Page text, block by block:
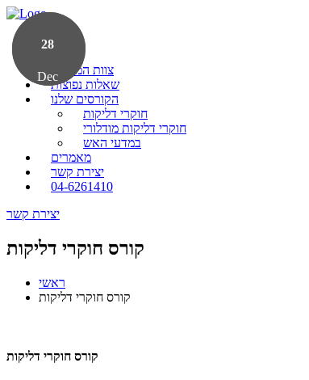
ראשי
צוות המרצים
שאלות נפוצות
הקורסים שלנו
חוקרי דליקות
חוקרי דליקות מודלורי
במדעי האש
מאמרים
יצירת קשר
04-6261410
יצירת קשר
קורס חוקרי דליקות
ראשי
קורס חוקרי דליקות
20
Oct
קורס חוקרי דליקות
28
Dec